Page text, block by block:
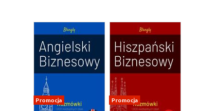
Promocja Promocja